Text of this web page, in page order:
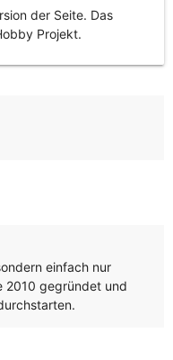
der Seite. Das
Projekt.
einfach nur
2010 gegründet und